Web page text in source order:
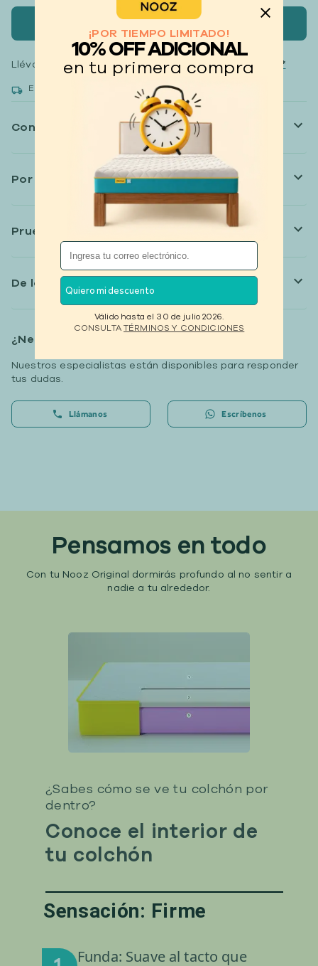
Agregar al carrito
Llévate tus productos hasta 12 meses sin intereses*
Entrega gratis, recibe a partir del 18 de agosto del 2026.
Conoce el interior de tu colchón
Por qué lo vas a amar
Pruébalo, duérmelo, quédatelo (o no)
De la caja a tu cama:
¿Necesitas ayuda?
Nuestros especialistas están disponibles para responder
tus dudas.
Llámanos Escríbenos
Pensamos en todo
Con tu Nooz Original dormirás profundo al no sentir a
nadie a tu alrededor.
¿Sabes cómo se ve tu colchón por
dentro?
Conoce el interior de
tu colchón
Sensación: Firme
Funda: Suave al tacto que
¡POR TIEMPO LIMITADO!
10% OFF ADICIONAL
en tu primera compra
Quiero mi descuento
Válido hasta el 30 de julio 2026.
CONSULTATÉRMINOS Y CONDICIONES